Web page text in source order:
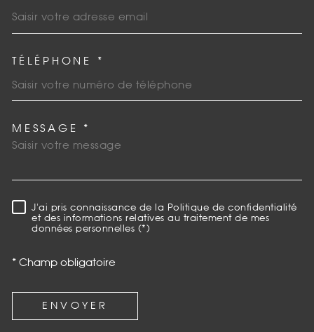
TÉLÉPHONE *
MESSAGE *
RÈGLEMENTATION
J'ai pris connaissance de la Politique de confidentialité
et des informations relatives au traitement de mes
données personnelles (*)
* Champ obligatoire
ENVOYER